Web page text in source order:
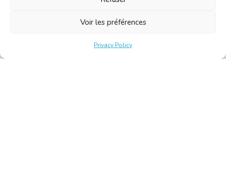
Voir les préférences
Privacy Policy